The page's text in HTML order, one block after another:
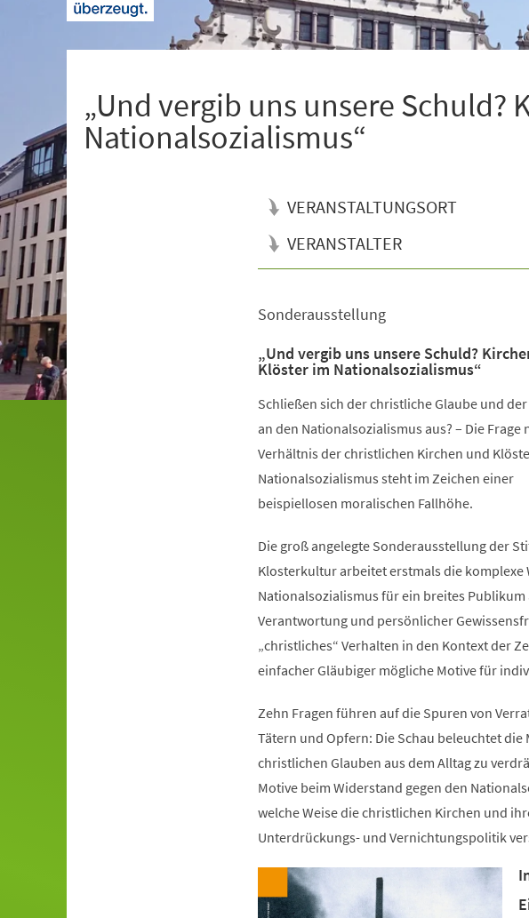
„Und vergib uns unsere Schuld?
Nationalsozialismus“
VERANSTALTUNGSORT
VERANSTALTER
Sonderausstellung
„Und vergib uns unsere Schuld?
Klöster im Nationalsozialismus“
Schließen sich der christliche Glaube und
an den Nationalsozialismus aus? – Die Frage
Verhältnis der christlichen Kirchen und
Nationalsozialismus steht im Zeichen einer
beispiellosen moralischen Fallhöhe.
Die groß angelegte Sonderausstellung der
Klosterkultur arbeitet erstmals die
Nationalsozialismus für ein breites
Verantwortung und persönlicher
„christliches“ Verhalten in den Kontext der
einfacher Gläubiger mögliche Motive für
Zehn Fragen führen auf die Spuren von
Tätern und Opfern: Die Schau beleuchtet
christlichen Glauben aus dem Alltag zu
Motive beim Widerstand gegen den
welche Weise die christlichen Kirchen und
Unterdrückungs- und Vernichtungspolitik